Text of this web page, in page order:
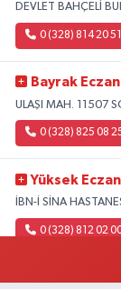
DEVLET BAHÇELİ
0 (328) 814 20 51
Bayrak
ULAŞI MAH. 11507
0 (328) 825 08
Yüksek
İBN-İ SİNA
0 (328) 812 02